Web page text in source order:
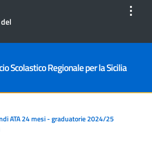
⋮
Scolastico Regionale per la Sicilia
ATA 24 mesi - graduatorie 2024/25